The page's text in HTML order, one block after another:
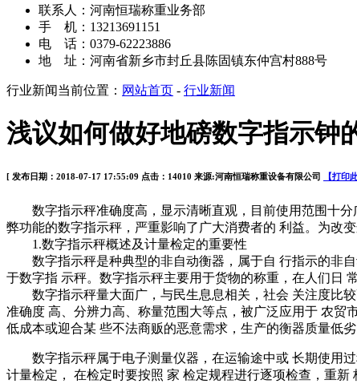
联系人：河南恒瑞称重业务部
手 机：13213691151
电 话：0379-62223886
地 址：河南省新乡市封丘县陈固镇东仲宫村888号
行业新闻当前位置： 网站首页 - 行业新闻
浅议如何做好地磅数字指示钟
[ 发布日期：2018-07-17 17:55:09 点击：14010 来源:河南恒瑞称重设备有限公司 【打印
数字指示秤准确度高，显示清晰直观，目前使用范围十分
弊功能的数字指示秤，严重影响了广大消费者的 利益。为改
1.数字指示秤概述及计量检定的重要性
数字指示秤是种典型的非自动衡器，属于自 行指示的非自
于数字指 示秤。数字指示秤主要用于货物的称重，在人们日
数字指示秤量大面广，与民生息息相关，社会 关注度比较
准确度 高、分辨力高、称量范围大等点，被广泛应用于 农
低成本或迎合某 些不法商贩的恶意需求，生产的衡器质量低
数字指示秤属于电子测量仪器，在运输途中或 长期使用过
计量检定， 在检定时要按照 家 检定规程进行逐项检查，重